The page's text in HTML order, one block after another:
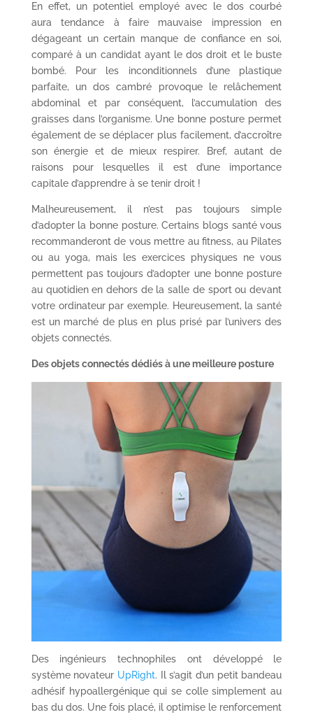
En effet, un potentiel employé avec le dos courbé
aura tendance à faire mauvaise impression en
dégageant un certain manque de confiance en soi,
comparé à un candidat ayant le dos droit et le buste
bombé. Pour les inconditionnels d’une plastique
parfaite, un dos cambré provoque le relâchement
abdominal et par conséquent, l’accumulation des
graisses dans l’organisme. Une bonne posture permet
également de se déplacer plus facilement, d’accroître
son énergie et de mieux respirer. Bref, autant de
raisons pour lesquelles il est d’une importance
capitale d’apprendre à se tenir droit !
Malheureusement, il n’est pas toujours simple
d’adopter la bonne posture. Certains blogs santé vous
recommanderont de vous mettre au fitness, au Pilates
ou au yoga, mais les exercices physiques ne vous
permettent pas toujours d’adopter une bonne posture
au quotidien en dehors de la salle de sport ou devant
votre ordinateur par exemple. Heureusement, la santé
est un marché de plus en plus prisé par l’univers des
objets connectés.
Des objets connectés dédiés à une meilleure posture
Des ingénieurs technophiles ont développé le
système novateur UpRight. Il s’agit d’un petit bandeau
adhésif hypoallergénique qui se colle simplement au
bas du dos. Une fois placé, il optimise le renforcement